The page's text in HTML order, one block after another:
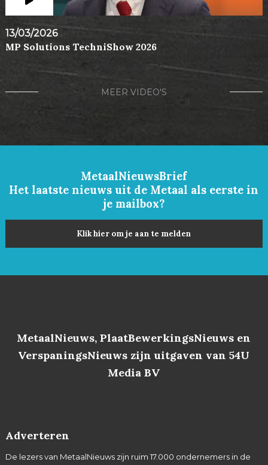
13/03/2026
MP Solutions TechniShow 2026
MEER VIDEO'S
MetaalNieuwsBrief
Het laatste nieuws uit de Metaal als eerste in
je mailbox?
Klik hier om je aan te melden
MetaalNieuws, PlaatBewerkingsNieuws en
VerspaningsNieuws zijn uitgaven van 54U
Media BV
Adverteren
De lezers van MetaalNieuws zijn ruim 17.000 ondernemers in de